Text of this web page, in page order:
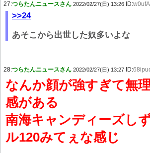
27:つらたんニュースさん 2022/02/27(日) 13:26 ID:
>>24
あそこから出世した奴多いよな
28:つらたんニュースさん 2022/02/27(日) 13:27 ID:
なんか顔が強すぎて無
感がある
南海キャンディーズし
ル120みてぇな感じ